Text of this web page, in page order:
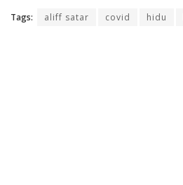
Tags: aliff satar covid hidu